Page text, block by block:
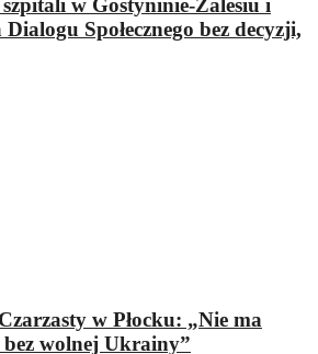
w Gostyninie-Zalesiu i
Społecznego bez decyzji,
w Płocku: „Nie ma
wolnej Ukrainy”